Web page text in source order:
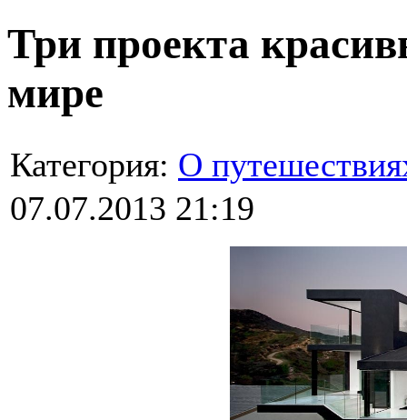
Три проекта
мире
Категория: О
07.07.2013 21:19